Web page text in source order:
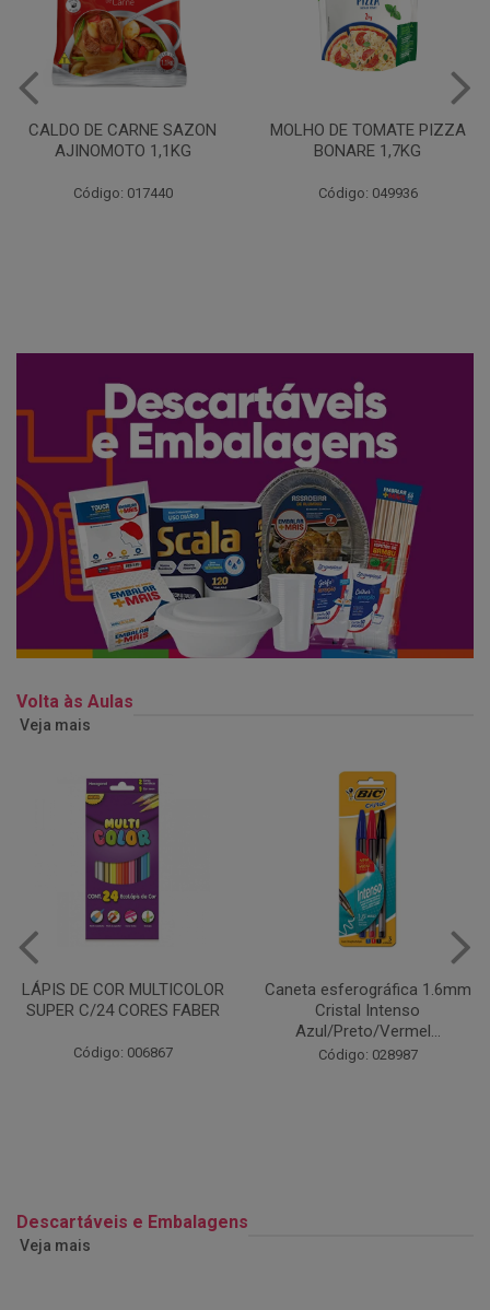
MOLHO DE TOMATE PIZZA
BONARE 1,7KG
Código: 049936
MARGARINA USO
PROFISSIONAL 80% CUKIN
Código: 062469
Volta às Aulas
Veja mais
Caneta esferográfica 1.6mm
Cristal Intenso
Código: 028987
COLA EM BASTÃO 40G - LEO
& LEO
Código: 028164
Descartáveis e Embalagens
Veja mais